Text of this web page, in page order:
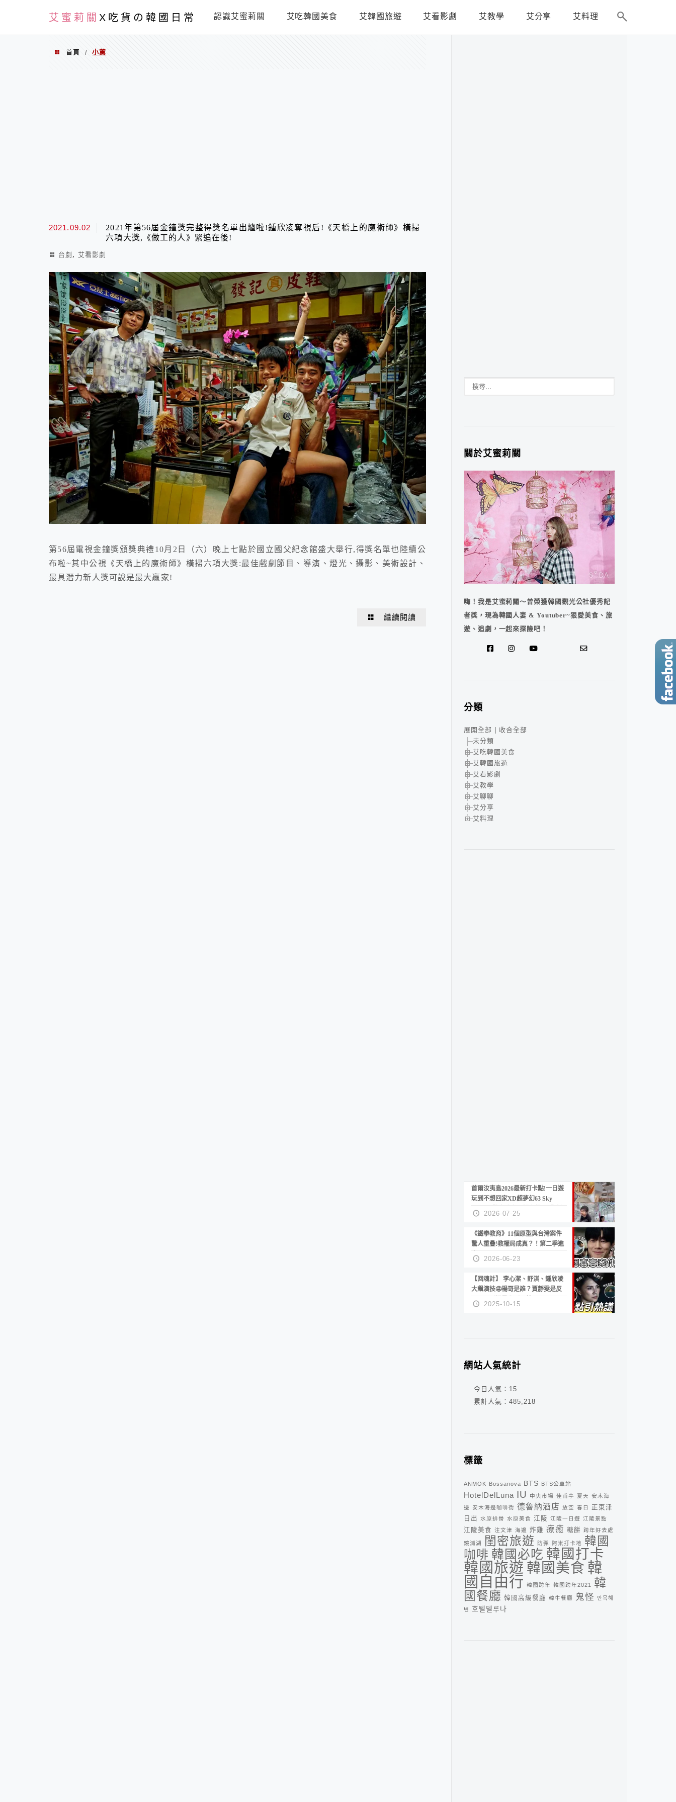
艾蜜莉關 X吃貨の韓國日常 認識艾蜜莉關 艾吃韓國美食 艾韓國旅遊 艾看影劇 艾教學 艾分享 艾料理
首頁 / 小薰
2021.09.02
2021年第56屆金鐘獎完整得獎名單出爐啦!鍾欣凌奪視后!《天橋上的魔術師》橫掃
六項大獎,《做工的人》緊追在後!
台劇 , 艾看影劇
第56屆電視金鐘獎頒獎典禮10月2日（六）晚上七點於國立國父紀念館盛大舉行,得獎名單也陸續公
布啦~其中公視《天橋上的魔術師》橫掃六項大獎:最佳戲劇節目、導演、燈光、攝影、美術設計、
最具潛力新人獎可說是最大贏家!
繼續閱讀
關於艾蜜莉關
嗨！我是艾蜜莉關～曾榮獲韓國觀光公社優秀記
者獎，現為韓國人妻 & Youtuber~狠愛美食、旅
遊、追劇，一起來探險吧！
分類
展開全部
收合全部
未分類
艾吃韓國美食
艾韓國旅遊
艾看影劇
艾教學
艾聊聊
艾分享
艾料理
首爾汝夷島2026最新打卡點!一日遊
玩到不想回家XD超夢幻63 Sky
Picnic、鷺良津帝王蟹大餐、《淚之
女王》拍攝地、漢江公園免費玩水
2026-07-25
《鐵拳教育》11個原型與台灣案件
驚人重疊!教權局成真？！第二季進
度？😍
2026-06-23
【回魂計】 李心潔、舒淇、鍾欣凌
大飆演技🤩楊哥是誰？賈靜雯是反
派？死刑還是私刑正義
2025-10-15
網站人氣統計
今日人氣： 15
累計人氣： 485,218
標籤
ANMOK Bossanova BTS BTS公車站
HotelDelLuna IU 中央市場 佳甫亭 夏天 安木海
邊 安木海邊咖啡街 德魯納酒店 放空 春日
正東津
日出 水原排骨 水原美食 江陵 江陵一日遊 江陵景點
江陵美食 注文津 海邊 炸雞 療癒 糖餅 跨年好去處
鏡浦湖 閨密旅遊 防彈 阿米打卡地
韓國
咖啡 韓國必吃 韓國打卡
韓國旅遊 韓國美食 韓
國自由行 韓國跨年 韓國跨年2021
韓
國餐廳 韓國高級餐廳 韓牛餐廳 鬼怪 안목해
변
호텔델루나